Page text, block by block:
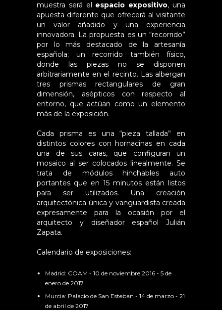
muestra será el espacio expositivo, una
apuesta diferente que ofrecerá al visitante
un valor añadido y una experiencia
innovadora. La propuesta es un “recorrido”
por lo más destacado de la artesanía
española; un recorrido también físico,
donde las piezas no se disponen
arbitrariamente en el recinto. Las albergan
tres prismas rectangulares de gran
dimensión, asépticos con respecto al
entorno, que actúan como un elemento
más de la exposición.
Cada prisma es una “pieza tallada” en
distintos colores con hornacinas en cada
una de sus caras, que configuran un
mosaico al ser colocados linealmente. Se
trata de módulos hinchables auto
portantes que en 15 minutos están listos
para ser utilizados. Una creación
arquitectónica única y vanguardista creada
expresamente para la ocasión por el
arquitecto y diseñador español Julián
Zapata.
Calendario de exposiciones:
Madrid: COAM - 10 de noviembre 2016 - 5 de
enero de 2017
Murcia: Palacio de San Esteban - 14 de marzo - 21
de abril de 2017